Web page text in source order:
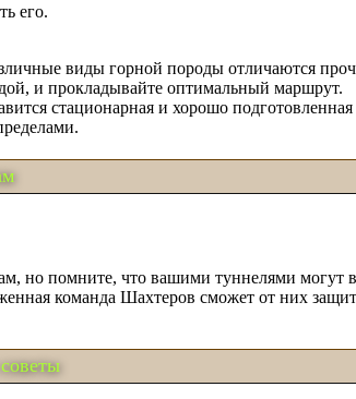
его.
виды горной породы отличаются
и прокладывайте оптимальный маршрут.
стационарная и хорошо подготовленная
но помните, что вашими туннелями могут
команда Шахтеров сможет от них